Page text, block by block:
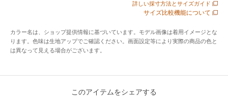
ラウンドヘムで動きがありアウトでも決まる一着です。
●素材
・家庭洗濯可能（手洗いOK）
・ポコポコとした凹凸感が特徴のサッカー素材
詳しい採寸方法とサイズガイド
サイズ比較機能について
カラー名は、ショップ提供情報に基づいています。モデル画像は着用イメージとな
ります。色味は生地アップでご確認ください。画面設定等により実際の商品の色と
は異なって見える場合がございます。
このアイテムをシェアする